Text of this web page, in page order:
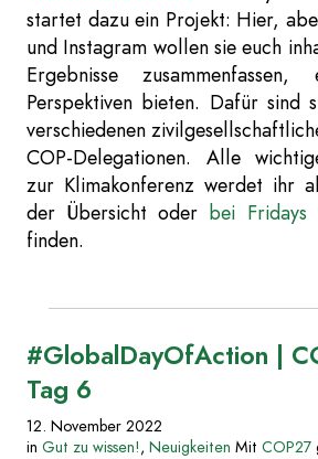
startet dazu ein Projekt: Hier,
und Instagram wollen sie euch
Ergebnisse zusammenfassen,
Perspektiven bieten. Dafür sind
verschiedenen
COP-Delegationen. Alle
zur Klimakonferenz werdet ihr
der Übersicht oder bei
finden.
#GlobalDayOfAction |
Tag 6
12. November 2022
in Gut zu wissen!, Neuigkeiten Mit COP27